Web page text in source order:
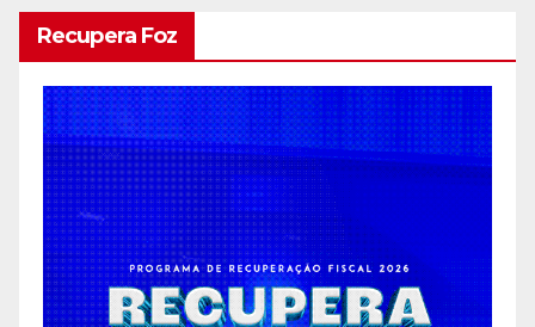
Recupera Foz